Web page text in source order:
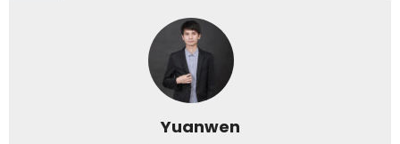
Yuanwen